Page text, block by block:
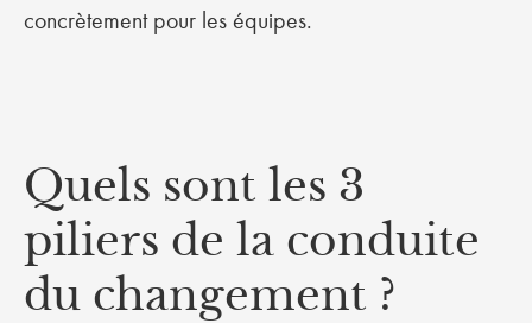
concrètement pour les équipes.
Quels sont les 3
piliers de la conduite
du changement ?